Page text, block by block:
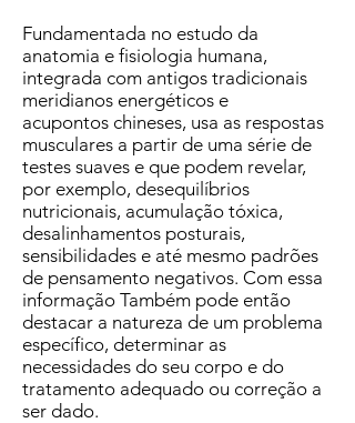
Fundamentada no estudo da
anatomia e fisiologia humana,
integrada com antigos tradicionais
meridianos energéticos e
acupontos chineses, usa as respostas
musculares a partir de uma série de
testes suaves e que podem revelar,
por exemplo, desequilíbrios
nutricionais, acumulação tóxica,
desalinhamentos posturais,
sensibilidades e até mesmo padrões
de pensamento negativos. Com essa
informação Também pode então
destacar a natureza de um problema
específico, determinar as
necessidades do seu corpo e do
tratamento adequado ou correção a
ser dado.